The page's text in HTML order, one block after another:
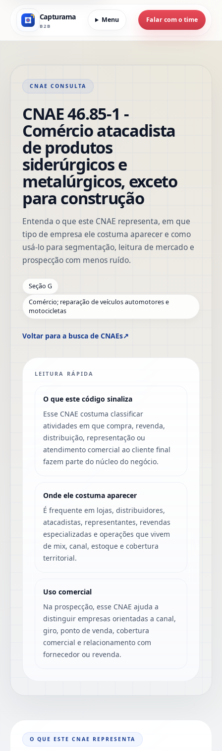
Capturama
B2B
Menu Falar com o time
CNAE CONSULTA
CNAE 46.85-1 -
Comércio atacadista
de produtos
siderúrgicos e
metalúrgicos, exceto
para construção
Entenda o que este CNAE representa, em que
tipo de empresa ele costuma aparecer e como
usá-lo para segmentação, leitura de mercado e
prospecção com menos ruído.
Seção G
Comércio; reparação de veículos automotores e
motocicletas
Voltar para a busca de CNAEs↗
LEITURA RÁPIDA
O que este código sinaliza
Esse CNAE costuma classificar
atividades em que compra, revenda,
distribuição, representação ou
atendimento comercial ao cliente final
fazem parte do núcleo do negócio.
Onde ele costuma aparecer
É frequente em lojas, distribuidores,
atacadistas, representantes, revendas
especializadas e operações que vivem
de mix, canal, estoque e cobertura
territorial.
Uso comercial
Na prospecção, esse CNAE ajuda a
distinguir empresas orientadas a canal,
giro, ponto de venda, cobertura
comercial e relacionamento com
fornecedor ou revenda.
O QUE ESTE CNAE REPRESENTA